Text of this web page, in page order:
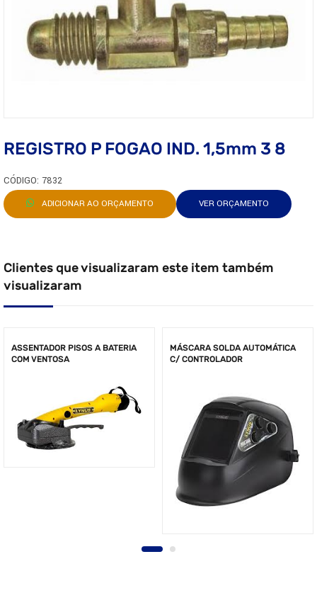
REGISTRO P FOGAO IND. 1,5mm 3 8
CÓDIGO: 7832
ADICIONAR AO ORÇAMENTO VER ORÇAMENTO
Clientes que visualizaram este item também
visualizaram
ASSENTADOR PISOS A BATERIA
COM VENTOSA
MÁSCARA SOLDA AUTOMÁTICA
C/ CONTROLADOR